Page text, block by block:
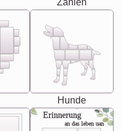
Zahlen
Hunde
Erinnerung
an das leben uan